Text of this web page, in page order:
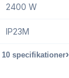
2400 W
IP23M
10 specifikationer›